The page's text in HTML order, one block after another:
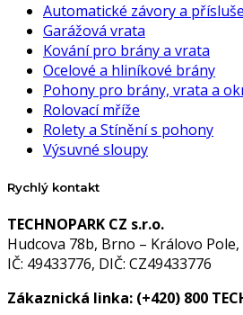
Automatické závory a
Garážová vrata
Kování pro brány a vrata
Ocelové a hliníkové brány
Pohony pro brány, vrata a
Rolovací mříže
Rolety a Stínění s pohony
Výsuvné sloupy
Rychlý kontakt
TECHNOPARK CZ s.r.o.
Hudcova 78b, Brno – Královo Pole,
IČ: 49433776, DIČ: CZ49433776
Zákaznická linka: (+420) 800